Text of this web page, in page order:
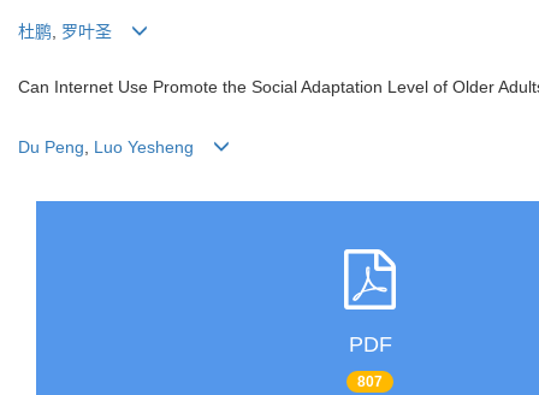
杜鹏, 罗叶圣
Can Internet Use Promote the Social Adaptation Level of Older
Du Peng Luo Yesheng
PDF
807